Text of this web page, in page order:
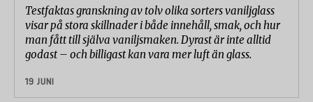
Testfaktas granskning av tolv olika sorters vaniljglass
visar på stora skillnader i både innehåll, smak, och hur
man fått till själva vaniljsmaken. Dyrast är inte alltid
godast – och billigast kan vara mer luft än glass.
19 JUNI